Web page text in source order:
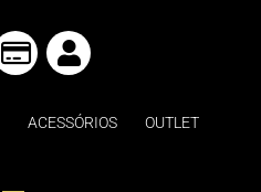
 
ACESSÓRIOS OUTLET